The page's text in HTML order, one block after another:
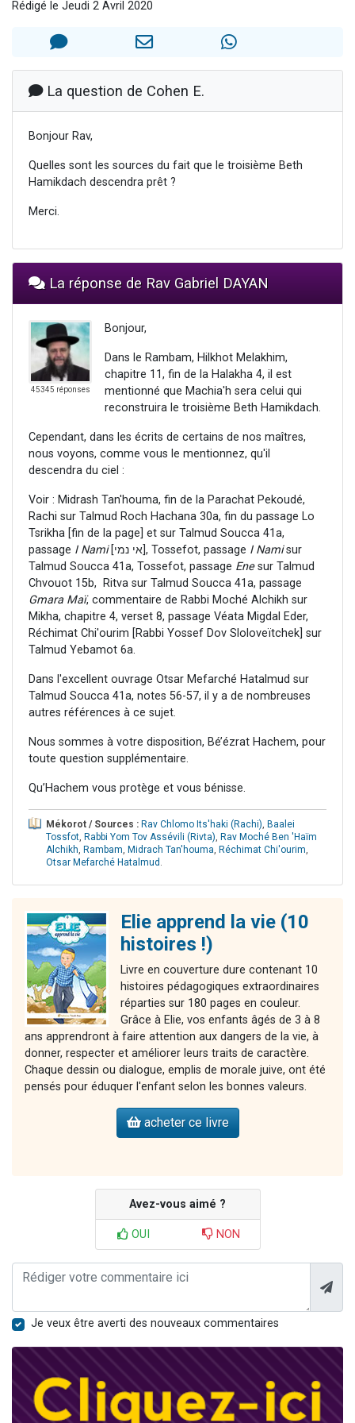
2 nouvelles musiques dans Torah-Box Music
4 personnes viennent de nous rejoindre sur WhatsApp
Rédigé le Jeudi 2 Avril 2020
La question de Cohen E.
Bonjour Rav,
Quelles sont les sources du fait que le troisième Beth
Hamikdach descendra prêt ?
Merci.
La réponse de Rav Gabriel DAYAN
45345 réponses
Bonjour,
Dans le Rambam, Hilkhot Melakhim,
chapitre 11, fin de la Halakha 4, il est
mentionné que Machia'h sera celui qui
reconstruira le troisième Beth Hamikdach.
Cependant, dans les écrits de certains de nos maîtres,
nous voyons, comme vous le mentionnez, qu'il
descendra du ciel :
Voir : Midrash Tan'houma, fin de la Parachat Pekoudé,
Rachi sur Talmud Roch Hachana 30a, fin du passage Lo
Tsrikha [fin de la page] et sur Talmud Soucca 41a,
passage I Nami [אי נמי], Tossefot, passage I Namisur
Talmud Soucca 41a, Tossefot, passage Enesur Talmud
Chvouot 15b, Ritva sur Talmud Soucca 41a, passage
Gmara Maï, commentaire de Rabbi Moché Alchikh sur
Mikha, chapitre 4, verset 8, passage Véata Migdal Eder,
Réchimat Chi'ourim [Rabbi Yossef Dov Sloloveïtchek] sur
Talmud Yebamot 6a.
Dans l'excellent ouvrage Otsar Mefarché Hatalmud sur
Talmud Soucca 41a, notes 56-57, il y a de nombreuses
autres références à ce sujet.
Nous sommes à votre disposition, Bé’ézrat Hachem, pour
toute question supplémentaire.
Qu’Hachem vous protège et vous bénisse.
Mékorot / Sources : Rav Chlomo Its'haki (Rachi), Baalei
Tossfot, Rabbi Yom Tov Assévili (Rivta), Rav Moché Ben 'Haïm
Alchikh, Rambam, Midrach Tan'houma, Réchimat Chi'ourim,
Otsar Mefarché Hatalmud .
Elie apprend la vie (10
histoires !)
Livre en couverture dure contenant 10
histoires pédagogiques extraordinaires
réparties sur 180 pages en couleur.
Grâce à Elie, vos enfants âgés de 3 à 8
ans apprendront à faire attention aux dangers de la vie, à
donner, respecter et améliorer leurs traits de caractère.
Chaque dessin ou dialogue, emplis de morale juive, ont été
pensés pour éduquer l'enfant selon les bonnes valeurs.
acheter ce livre
Avez-vous aimé ?
OUI NON
Je veux être averti des nouveaux commentaires